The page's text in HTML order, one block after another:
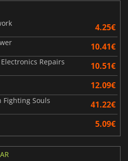
4.25€
10.41€
Repairs 10.51€
12.09€
Fighting Souls 41.22€
5.09€